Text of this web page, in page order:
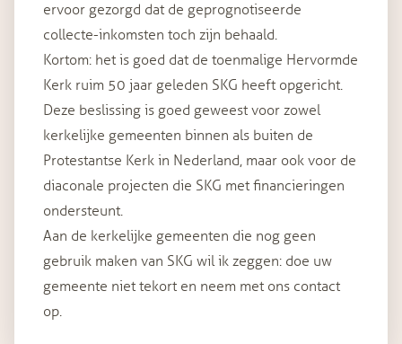
ervoor gezorgd dat de geprognotiseerde
collecte-inkomsten toch zijn behaald.
Kortom: het is goed dat de toenmalige Hervormde
Kerk ruim 50 jaar geleden SKG heeft opgericht.
Deze beslissing is goed geweest voor zowel
kerkelijke gemeenten binnen als buiten de
Protestantse Kerk in Nederland, maar ook voor de
diaconale projecten die SKG met financieringen
ondersteunt.
Aan de kerkelijke gemeenten die nog geen
gebruik maken van SKG wil ik zeggen: doe uw
gemeente niet tekort en neem met ons contact
op.